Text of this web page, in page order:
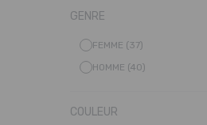
SALOMON (1)
GENRE
FEMME (37)
HOMME (40)
COULEUR